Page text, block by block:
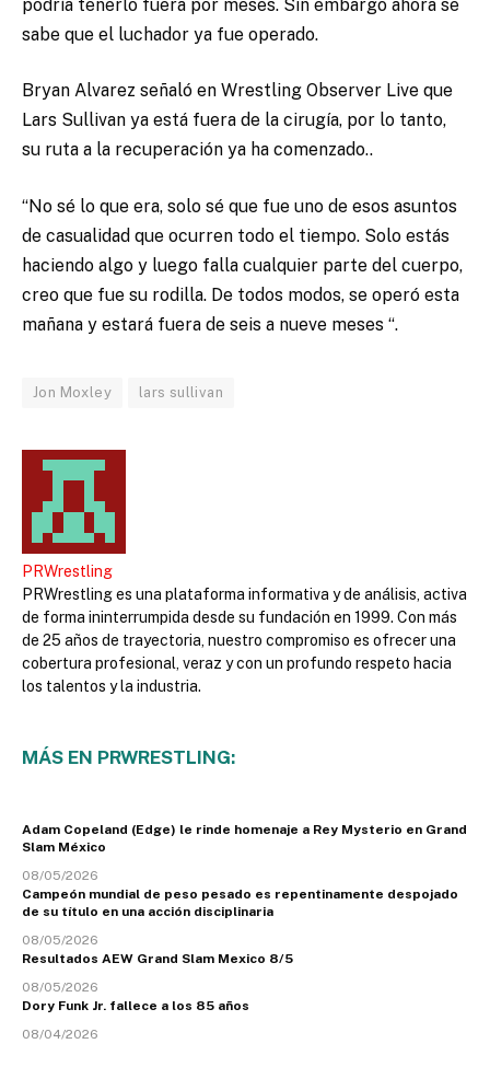
podría tenerlo fuera por meses. Sin embargo ahora se
sabe que el luchador ya fue operado.
Bryan Alvarez señaló en Wrestling Observer Live que
Lars Sullivan ya está fuera de la cirugía, por lo tanto,
su ruta a la recuperación ya ha comenzado..
“No sé lo que era, solo sé que fue uno de esos asuntos
de casualidad que ocurren todo el tiempo. Solo estás
haciendo algo y luego falla cualquier parte del cuerpo,
creo que fue su rodilla. De todos modos, se operó esta
mañana y estará fuera de seis a nueve meses “.
Jon Moxley lars sullivan
PRWrestling
PRWrestling es una plataforma informativa y de análisis, activa
de forma ininterrumpida desde su fundación en 1999. Con más
de 25 años de trayectoria, nuestro compromiso es ofrecer una
cobertura profesional, veraz y con un profundo respeto hacia
los talentos y la industria.
MÁS EN PRWRESTLING:
Adam Copeland (Edge) le rinde homenaje a Rey Mysterio en Grand
Slam México
08/05/2026
Campeón mundial de peso pesado es repentinamente despojado
de su título en una acción disciplinaria
08/05/2026
Resultados AEW Grand Slam Mexico 8/5
08/05/2026
Dory Funk Jr. fallece a los 85 años
08/04/2026